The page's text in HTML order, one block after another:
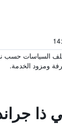
السياسات حسب
ومزود الخدمة.
ذا